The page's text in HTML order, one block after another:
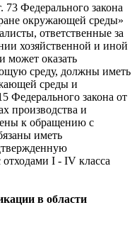
Федерального закона
окружающей среды»
ответственные за
хозяйственной и иной
может оказать
среду, должны иметь
среды и
Федерального закона от
производства и
к обращению с
иметь
I - IV класса
в области